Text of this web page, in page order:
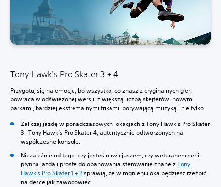
Tony Hawk's Pro Skater 3 + 4
Przygotuj się na emocje, bo wszystko, co znasz z oryginalnych gier,
powraca w odświeżonej wersji, z większą liczbą skejterów, nowymi
parkami, bardziej ekstremalnymi trikami, porywającą muzyką i nie tylko.
Zaliczaj jazdę w ponadczasowych lokacjach z Tony Hawk’s Pro Skater
3 i Tony Hawk’s Pro Skater 4, autentycznie odtworzonych na
współczesne konsole.
Niezależnie od tego, czy jesteś nowicjuszem, czy weteranem serii,
płynna jazda i proste do opanowania sterowanie znane zTony
Hawk's Pro Skater 1 + 2sprawią, że w mgnieniu oka będziesz rzeźbić
na desce jak zawodowiec.